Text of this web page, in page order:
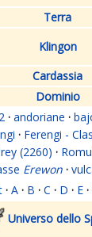
Terra
Klingon
Cardassia
Dominio
· andoriane ·
· Ferengi -
(2260) ·
Erewon ·
· A · B · C · D · E ·
Universo dello